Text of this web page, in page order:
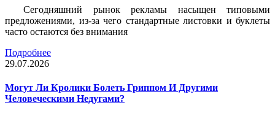
Сегодняшний рынок рекламы насыщен типовыми
предложениями, из-за чего стандартные листовки и буклеты
часто остаются без внимания
Подробнее
29.07.2026
Могут Ли Кролики Болеть Гриппом И Другими
Человеческими Недугами?